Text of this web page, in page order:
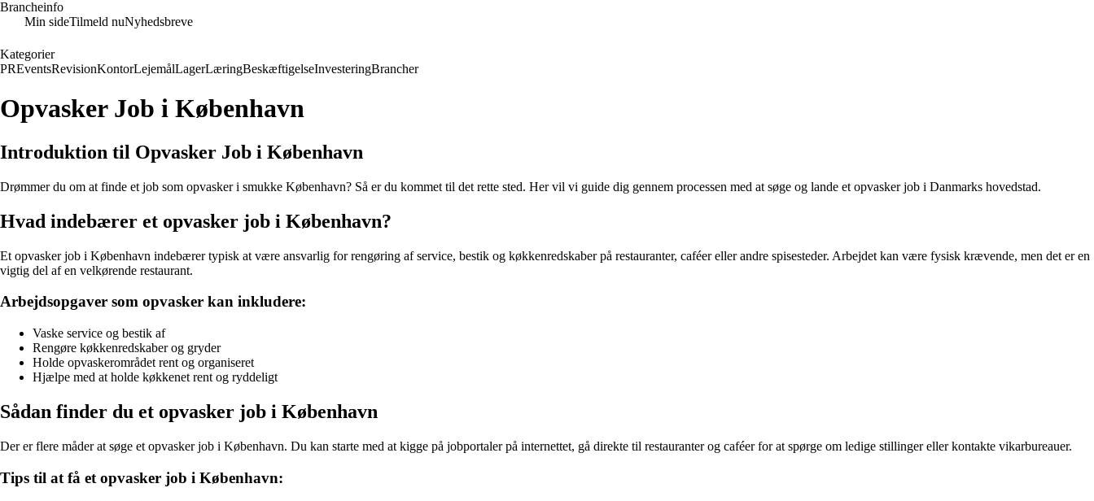
Brancheinfo
Min sideTilmeld nuNyhedsbreve
Kategorier
PREventsRevisionKontorLejemålLagerLæringBeskæftigelseInvesteringBrancher
Opvasker Job i København
Introduktion til Opvasker Job i København
Drømmer du om at finde et job som opvasker i smukke København? Så er du kommet til det rette sted. Her vil vi guide dig gennem processen med at søge og lande et opvasker job i Danmarks hovedstad.
Hvad indebærer et opvasker job i København?
Et opvasker job i København indebærer typisk at være ansvarlig for rengøring af service, bestik og køkkenredskaber på restauranter, caféer eller andre spisesteder. Arbejdet kan være fysisk krævende, men det er en
vigtig del af en velkørende restaurant.
Arbejdsopgaver som opvasker kan inkludere:
Vaske service og bestik af
Rengøre køkkenredskaber og gryder
Holde opvaskerområdet rent og organiseret
Hjælpe med at holde køkkenet rent og ryddeligt
Sådan finder du et opvasker job i København
Der er flere måder at søge et opvasker job i København. Du kan starte med at kigge på jobportaler på internettet, gå direkte til restauranter og caféer for at spørge om ledige stillinger eller kontakte vikarbureauer.
Tips til at få et opvasker job i København: